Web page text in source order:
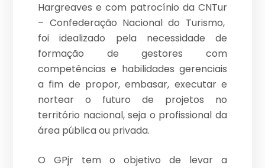
Hargreaves e com patrocínio da CNTur
– Confederação Nacional do Turismo,
foi idealizado pela necessidade de
formação de gestores com
competências e habilidades gerenciais
a fim de propor, embasar, executar e
nortear o futuro de projetos no
território nacional, seja o profissional da
área pública ou privada.
O GPjr tem o objetivo de levar a